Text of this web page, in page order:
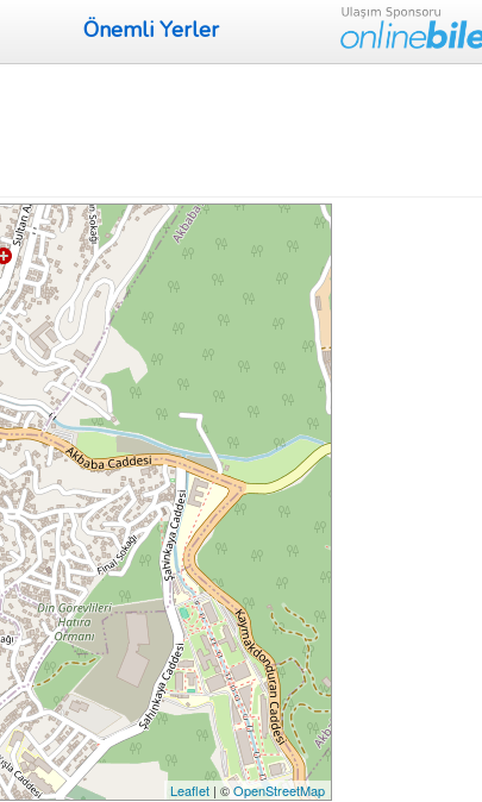
Önemli Yerler
Leaflet | ©OpenStreetMap